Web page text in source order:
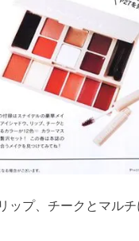
ップ、チークとマル